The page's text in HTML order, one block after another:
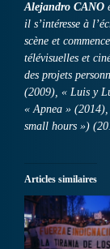
Alejandro CANO
il s’intéresse à
scène et
télévisuelles et
des projets
(2009), « Luis y
« Apnea »
small hours »)
Articles similaires